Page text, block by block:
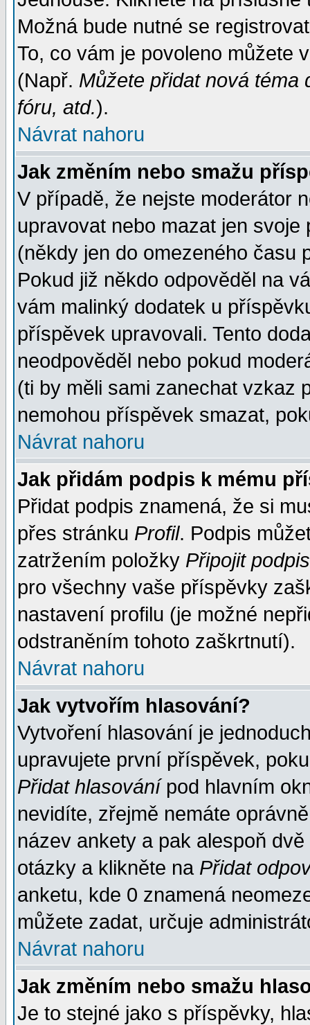
Možná bude nutné se
To, co vám je povoleno můžete
(Např. Můžete přidat nová téma
fóru, atd.).
Návrat nahoru
Jak změním nebo smažu
V případě, že nejste moderátor
upravovat nebo mazat jen
(někdy jen do omezeného
Pokud již někdo odpověděl na
vám malinký dodatek u
příspěvek upravovali. Tento
neodpověděl nebo pokud
(ti by měli sami zanechat vzkaz
nemohou příspěvek smazat,
Návrat nahoru
Jak přidám podpis k mému
Přidat podpis znamená, že si
přes stránku Profil. Podpis
zatržením položky Připojit podpis
pro všechny vaše příspěvky
nastavení profilu (je možné
odstraněním tohoto zaškrtnutí).
Návrat nahoru
Jak vytvořím hlasování?
Vytvoření hlasování je
upravujete první příspěvek,
Přidat hlasovánípod hlavním
nevidíte, zřejmě nemáte
název ankety a pak alespoň
otázky a klikněte na Přidat
anketu, kde 0 znamená
můžete zadat, určuje
Návrat nahoru
Jak změním nebo smažu
Je to stejné jako s příspěvky,